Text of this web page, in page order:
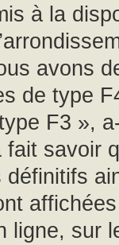
à la
avons
de type
F3 »,
fait savoir
définitifs
ligne, sur